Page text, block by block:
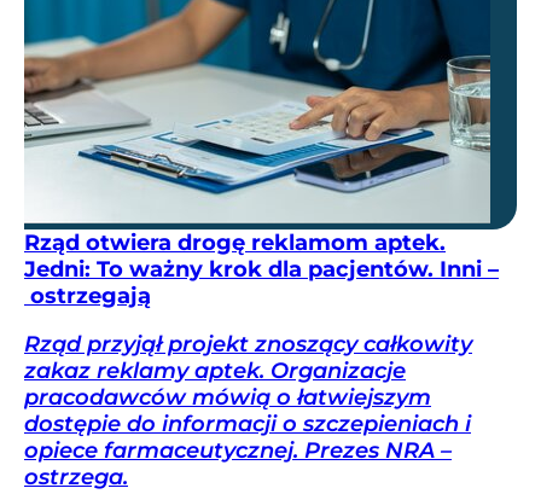
Rząd otwiera drogę reklamom aptek.
Jedni: To ważny krok dla pacjentów. Inni –
ostrzegają
Rząd przyjął projekt znoszący całkowity
zakaz reklamy aptek. Organizacje
pracodawców mówią o łatwiejszym
dostępie do informacji o szczepieniach i
opiece farmaceutycznej. Prezes NRA –
ostrzega.